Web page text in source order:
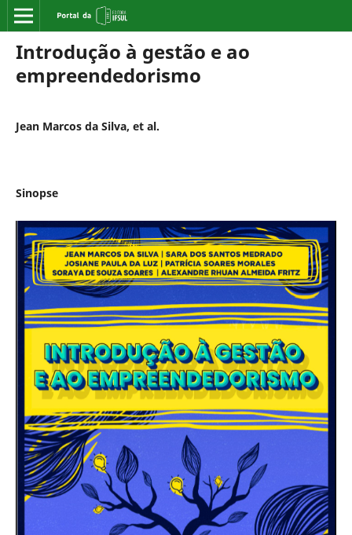
Introdução à gestão e ao
empreendedorismo
Jean Marcos da Silva, et al.
Sinopse